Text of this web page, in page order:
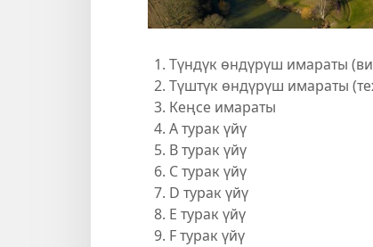
Түндүк өндүрүш имараты
Түштүк өндүрүш имараты
Кеңсе имараты
A турак үйү
B турак үйү
C турак үйү
D турак үйү
E турак үйү
F турак үйү